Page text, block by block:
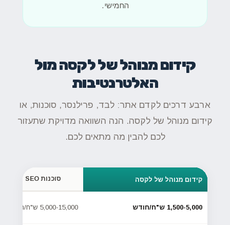
החמישי.
קידום מנוהל של לקסה מול
האלטרנטיבות
ארבע דרכים לקדם אתר: לבד, פרילנסר, סוכנות, או
קידום מנוהל של לקסה. הנה השוואה מדויקת שתעזור
לכם להבין מה מתאים לכם.
קידום מנוהל של לקסה סוכנות SEO
1,500-5,000 ש"ח/חודש 5,000-15,000 ש"ח/חודש